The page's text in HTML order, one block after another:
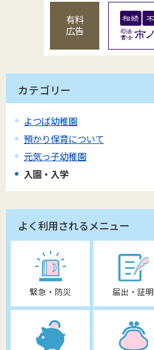
有料
広告
カテゴリー
よつば幼稚園
預かり保育について
元気っ子幼稚園
入園・入学
よく利用されるメニュー
緊急・防災 届出・証明